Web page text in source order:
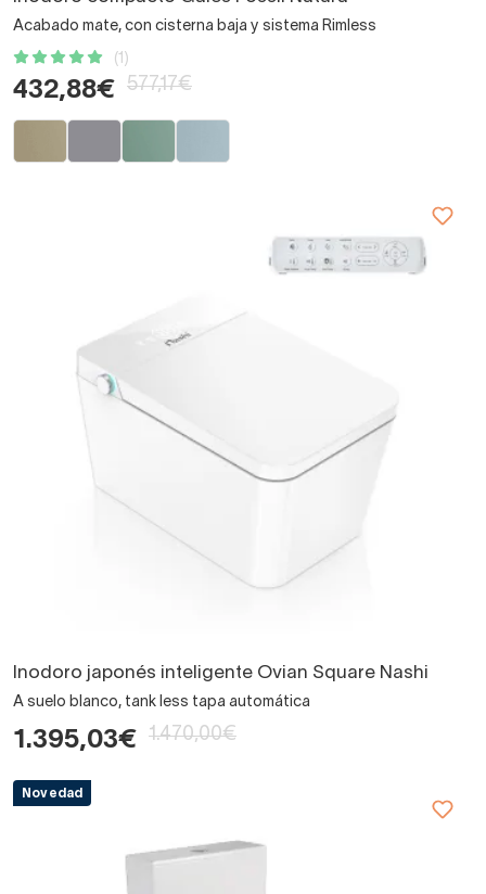
Acabado mate, con cisterna baja y sistema Rimless
(1)
432,88€ 577,17€
Inodoro japonés inteligente Ovian Square Nashi
A suelo blanco, tank less tapa automática
1.395,03€ 1.470,00€
Novedad